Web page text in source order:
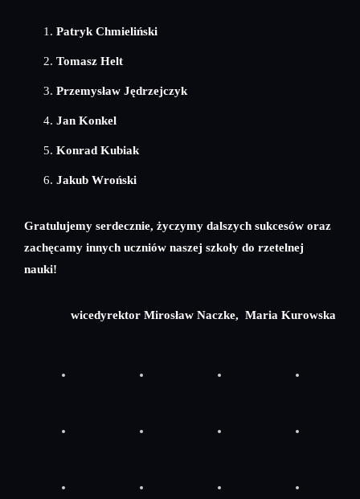
Patryk Chmieliński
Tomasz Helt
Przemysław Jędrzejczyk
Jan Konkel
Konrad Kubiak
Jakub Wroński
Gratulujemy serdecznie, życzymy dalszych sukcesów oraz
zachęcamy innych uczniów naszej szkoły do rzetelnej
nauki!
wicedyrektor Mirosław Naczke, Maria Kurowska